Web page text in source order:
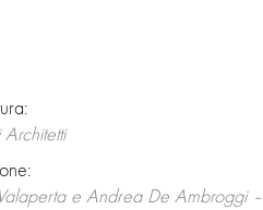
e Andrea De Ambroggi –